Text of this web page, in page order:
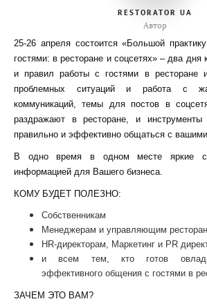
RESTORATOR UA
Автор
25-26 апреля состоится «Большой
гостями: в ресторане и соцсетях» – два дня
и правил работы с гостями в ресторане
проблемных ситуаций и работа с
коммуникаций, темы для постов в
раздражают в ресторане, и инструменты
правильно и эффективно общаться с
В одно время в одном месте яркие
информацией для Вашего бизнеса.​
КОМУ БУДЕТ ПОЛЕЗНО:
Собственникам
Менеджерам и управляющим
HR-директорам, Маркетинг и PR
и всем тем, кто готов
эффективного общения с гостями в
ЗАЧЕМ ЭТО ВАМ?